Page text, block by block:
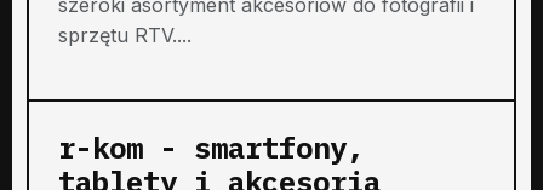
sprzętu RTV....
r-kom - smartfony,
tablety i akcesoria